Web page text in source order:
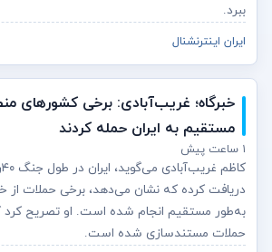
ببرد.
ایران اینترنشنال
خبرگاه؛ غریب‌آبادی: برخی کشورهای
مستقیم به ایران حمله کردند
۱ ساعت پیش
دریافت کرده که نشان می‌دهد، برخی حملات از
به‌طور مستقیم انجام شده است. او تصریح کرد
حملات مستندسازی شده است.